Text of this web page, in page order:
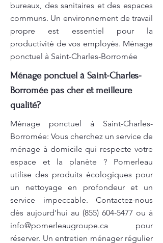
bureaux, des sanitaires et des espaces
communs. Un environnement de travail
propre est essentiel pour la
productivité de vos employés. Ménage
ponctuel à Saint-Charles-Borromée
Ménage ponctuel à Saint-Charles-
Borromée pas cher et meilleure
qualité?
Ménage ponctuel à Saint-Charles-
Borromée: Vous cherchez un service de
ménage à domicile qui respecte votre
espace et la planète ? Pomerleau
utilise des produits écologiques pour
un nettoyage en profondeur et un
service impeccable. Contactez-nous
dès aujourd'hui au (855) 604-5477 ou à
info@pomerleaugroupe.ca pour
réserver. Un entretien ménager régulier